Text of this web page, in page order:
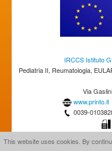
IRCCS Istituto
Pediatria II, Reumatologia,
Via
www.printo.it
0039-
This website uses cookies. By